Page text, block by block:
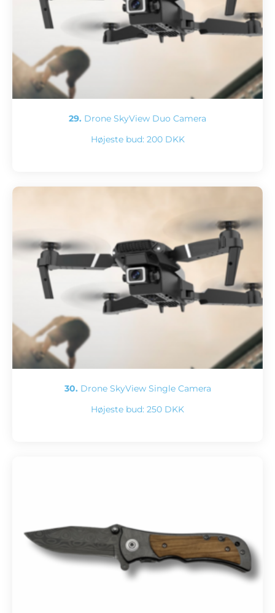
29. Drone SkyView Duo Camera
Højeste bud: 200 DKK
30. Drone SkyView Single Camera
Højeste bud: 250 DKK